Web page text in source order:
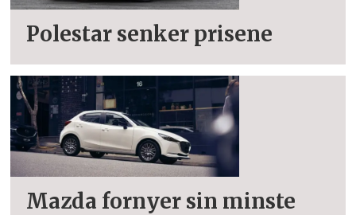
Polestar senker prisene
Mazda fornyer sin minste